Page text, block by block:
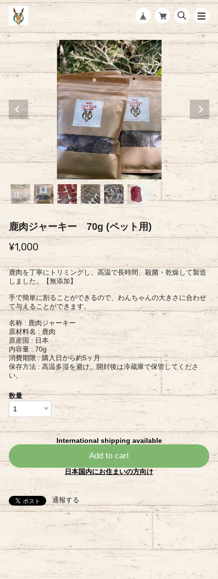
鹿肉ジャーキー 70g (ペット用)
¥1,000
鹿肉を丁寧にトリミングし、高温で長時間、殺菌・乾燥して製造
しました。【無添加】
手で簡単に割ることができるので、わんちゃんの大きさに合わせ
て与えることができます。
名称 : 鹿肉ジャーキー
原材料名 : 鹿肉
原産国 : 日本
内容量 : 70g
消費期限 : 購入日から約5ヶ月
保存方法 : 高温多湿を避け、開封後は冷蔵庫で保管してくださ
い。
数量
International shipping available
Add to cart
日本国内にお住まいの方向け
通報する